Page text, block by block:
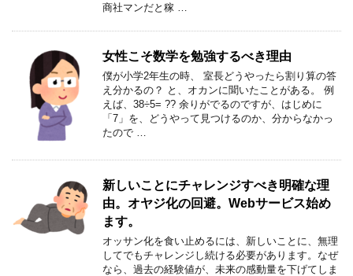
商社マンだと稼 …
女性こそ数学を勉強するべき理由
僕が小学2年生の時、 室長どうやったら割り算の答
え分かるの？ と、オカンに聞いたことがある。 例
えば、38÷5= ?? 余りがでるのですが、はじめに
「7」を、どうやって見つけるのか、分からなかっ
たので …
新しいことにチャレンジすべき明確な理
由。オヤジ化の回避。Webサービス始め
ます。
オッサン化を食い止めるには、新しいことに、無理
してでもチャレンジし続ける必要があります。なぜ
なら、過去の経験値が、未来の感動量を下げてしま